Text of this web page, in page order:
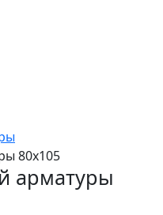
80x105
арматуры